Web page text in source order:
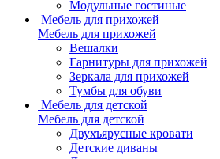
Модульные гостиные
Мебель для прихожей
Мебель для прихожей
Вешалки
Гарнитуры для прихожей
Зеркала для прихожей
Тумбы для обуви
Мебель для детской
Мебель для детской
Двухъярусные кровати
Детские диваны